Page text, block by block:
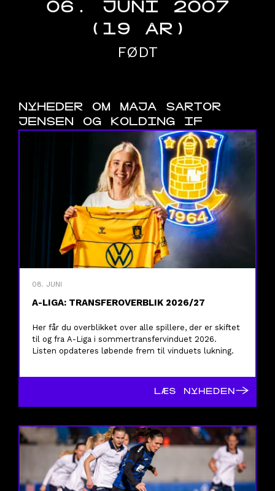
06. JUNI 2007
(19 ÅR)
FØDT
NYHEDER OM MAJA SARTOR
JENSEN OG KOLDING IF
08. JUNI
A-LIGA: TRANSFEROVERBLIK 2026/27
Her får du overblikket over alle spillere, der er skiftet
til og fra A-Liga i sommertransfervinduet 2026.
Listen opdateres løbende frem til vinduets lukning.
LÆS NYHEDEN →